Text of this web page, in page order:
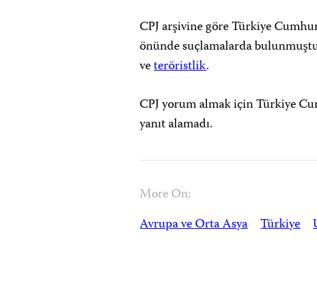
CPJ arşivine göre Türkiye
önünde suçlamalarda
veteröristlik.
CPJ yorum almak için Türkiye
yanıt alamadı.
More On:
Avrupa ve Orta Asya Türkiye